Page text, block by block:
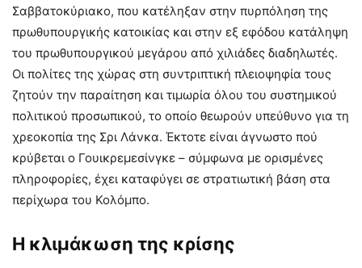
Σαββατοκύριακο, που κατέληξαν στην πυρπόληση της
πρωθυπουργικής κατοικίας και στην εξ εφόδου κατάληψη
του πρωθυπουργικού μεγάρου από χιλιάδες διαδηλωτές.
Οι πολίτες της χώρας στη συντριπτική πλειοψηφία τους
ζητούν την παραίτηση και τιμωρία όλου του συστημικού
πολιτικού προσωπικού, το οποίο θεωρούν υπεύθυνο για τη
χρεοκοπία της Σρι Λάνκα. Έκτοτε είναι άγνωστο πού
κρύβεται ο Γουικρεμεσίνγκε – σύμφωνα με ορισμένες
πληροφορίες, έχει καταφύγει σε στρατιωτική βάση στα
περίχωρα του Κολόμπο.
Η κλιμάκωση της κρίσης